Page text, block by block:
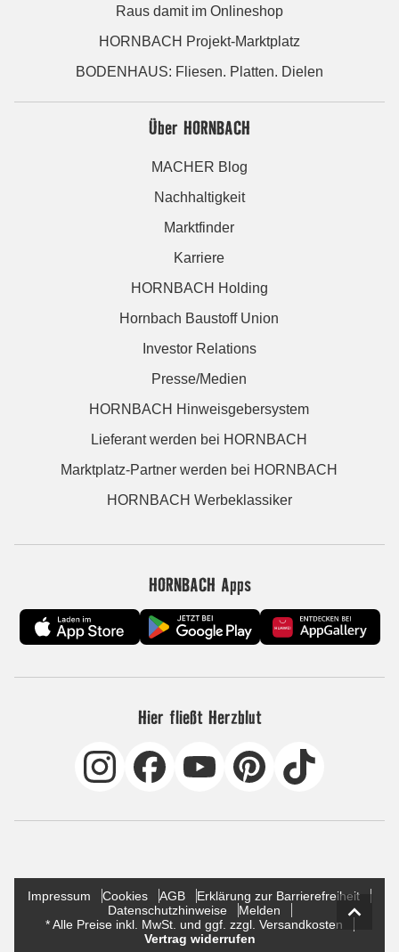
Raus damit im Onlineshop
HORNBACH Projekt-Marktplatz
BODENHAUS: Fliesen. Platten. Dielen
Über HORNBACH
MACHER Blog
Nachhaltigkeit
Marktfinder
Karriere
HORNBACH Holding
Hornbach Baustoff Union
Investor Relations
Presse/Medien
HORNBACH Hinweisgebersystem
Lieferant werden bei HORNBACH
Marktplatz-Partner werden bei HORNBACH
HORNBACH Werbeklassiker
HORNBACH Apps
Hier fließt Herzblut
Impressum Cookies AGB
Erklärung zur Barrierefreiheit
Datenschutzhinweise
Melden
* Alle Preise inkl. MwSt. und ggf. zzgl. Versandkosten
Vertrag widerrufen